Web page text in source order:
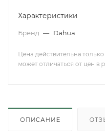
Характеристики
Бренд — Dahua
Цена действительна
может отличаться от цен в
ОПИСАНИЕ